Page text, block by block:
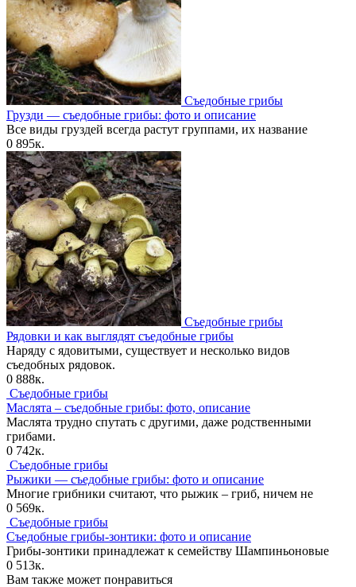
Съедобные грибы
Грузди — съедобные грибы: фото и описание
Все виды груздей всегда растут группами, их название
0 895к.
Съедобные грибы
Рядовки и как выглядят съедобные грибы
Наряду с ядовитыми, существует и несколько видов
съедобных рядовок.
0 888к.
Съедобные грибы
Маслята – съедобные грибы: фото, описание
Маслята трудно спутать с другими, даже родственными
грибами.
0 742к.
Съедобные грибы
Рыжики — съедобные грибы: фото и описание
Многие грибники считают, что рыжик – гриб, ничем не
0 569к.
Съедобные грибы
Съедобные грибы-зонтики: фото и описание
Грибы-зонтики принадлежат к семейству Шампиньоновые
0 513к.
Вам также может понравиться